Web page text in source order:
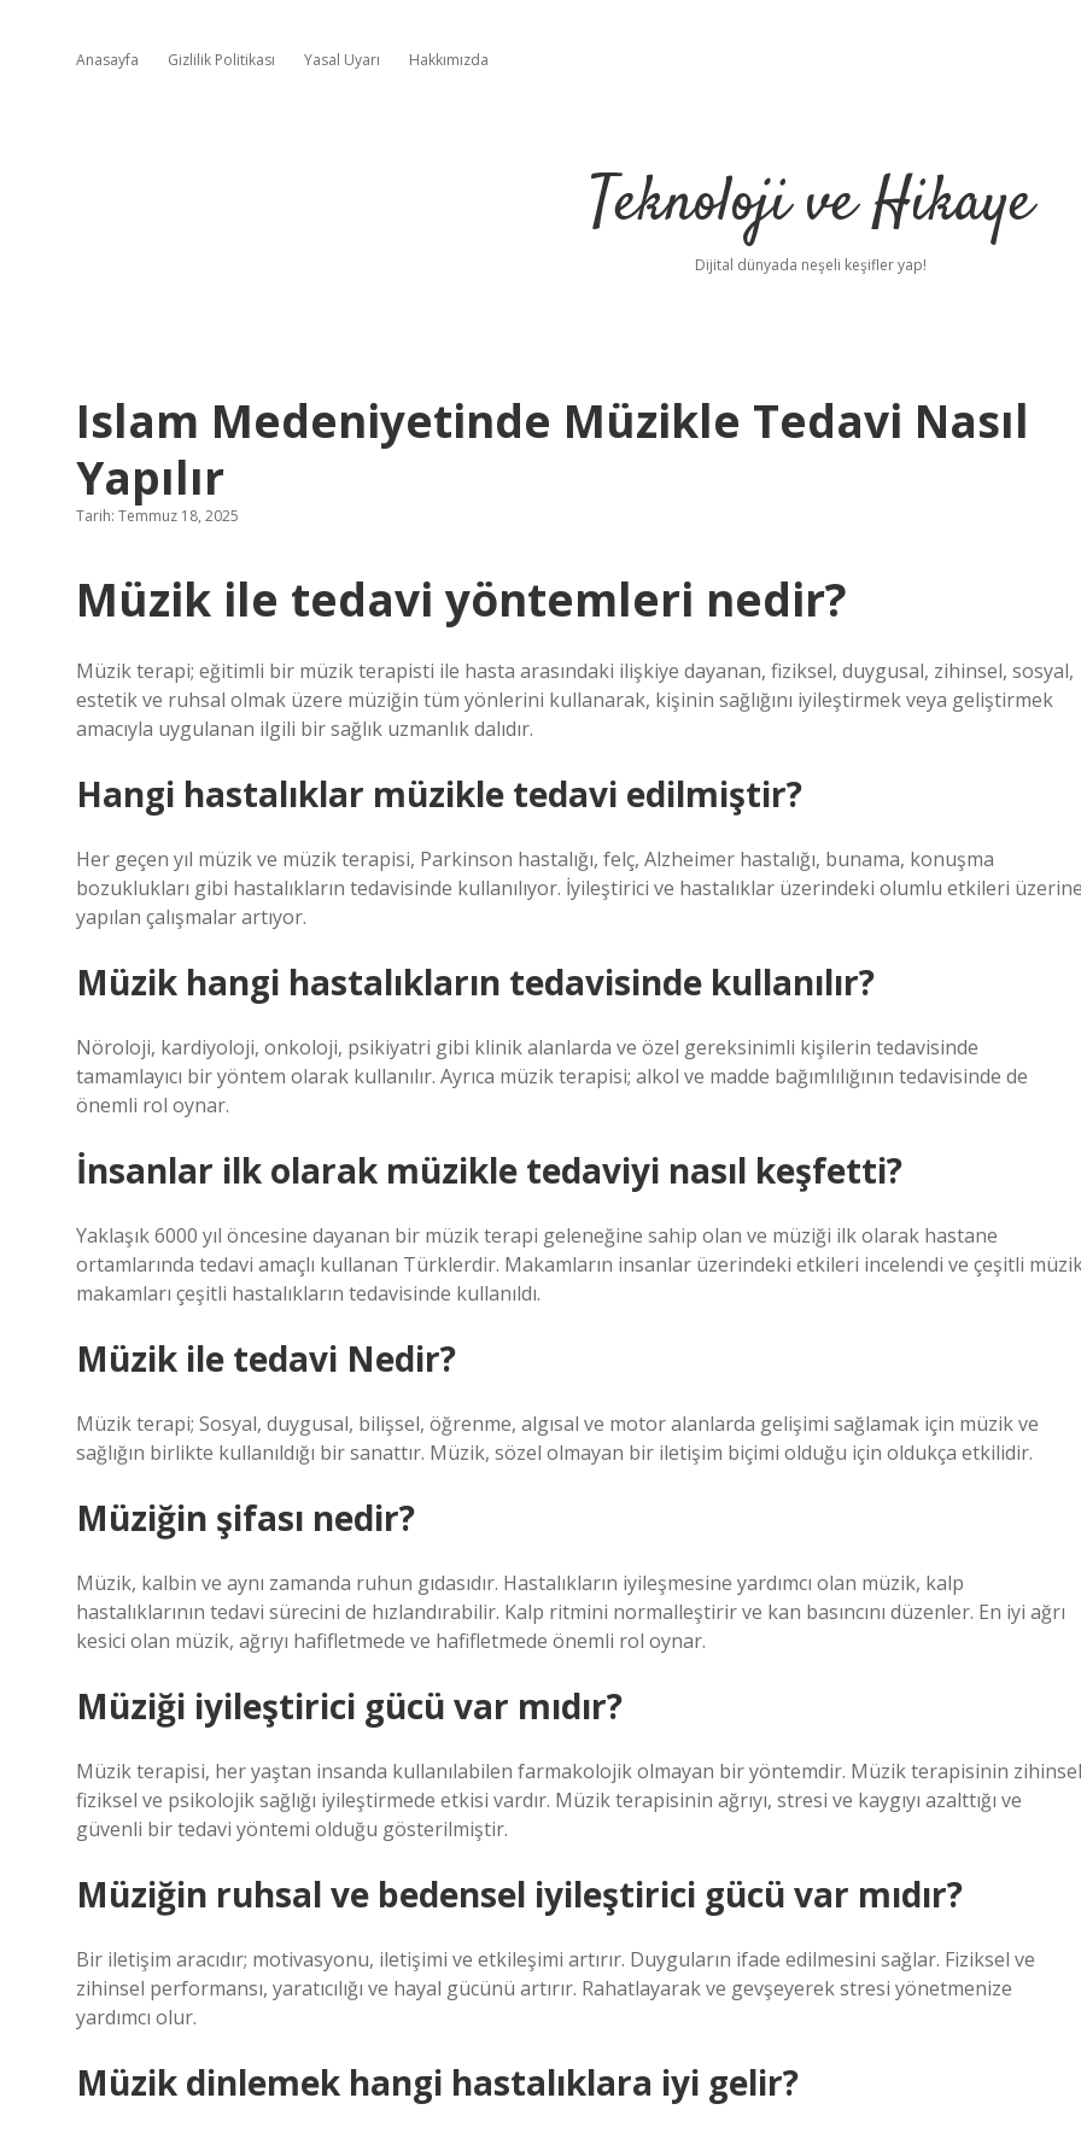
Anasayfa Gizlilik Politikası Yasal Uyarı Hakkımızda
Teknoloji ve Hikaye
Dijital dünyada neşeli keşifler yap!
Islam Medeniyetinde Müzikle Tedavi Nasıl
Yapılır
Tarih: Temmuz 18, 2025
Müzik ile tedavi yöntemleri nedir?
Müzik terapi; eğitimli bir müzik terapisti ile hasta arasındaki ilişkiye dayanan, fiziksel, duygusal, zihinsel, sosyal,
estetik ve ruhsal olmak üzere müziğin tüm yönlerini kullanarak, kişinin sağlığını iyileştirmek veya geliştirmek
amacıyla uygulanan ilgili bir sağlık uzmanlık dalıdır.
Hangi hastalıklar müzikle tedavi edilmiştir?
Her geçen yıl müzik ve müzik terapisi, Parkinson hastalığı, felç, Alzheimer hastalığı, bunama, konuşma
bozuklukları gibi hastalıkların tedavisinde kullanılıyor. İyileştirici ve hastalıklar üzerindeki olumlu etkileri
yapılan çalışmalar artıyor.
Müzik hangi hastalıkların tedavisinde kullanılır?
Nöroloji, kardiyoloji, onkoloji, psikiyatri gibi klinik alanlarda ve özel gereksinimli kişilerin tedavisinde
tamamlayıcı bir yöntem olarak kullanılır. Ayrıca müzik terapisi; alkol ve madde bağımlılığının tedavisinde de
önemli rol oynar.
İnsanlar ilk olarak müzikle tedaviyi nasıl keşfetti?
Yaklaşık 6000 yıl öncesine dayanan bir müzik terapi geleneğine sahip olan ve müziği ilk olarak hastane
ortamlarında tedavi amaçlı kullanan Türklerdir. Makamların insanlar üzerindeki etkileri incelendi ve çeşitli
makamları çeşitli hastalıkların tedavisinde kullanıldı.
Müzik ile tedavi Nedir?
Müzik terapi; Sosyal, duygusal, bilişsel, öğrenme, algısal ve motor alanlarda gelişimi sağlamak için müzik ve
sağlığın birlikte kullanıldığı bir sanattır. Müzik, sözel olmayan bir iletişim biçimi olduğu için oldukça etkilidir.
Müziğin şifası nedir?
Müzik, kalbin ve aynı zamanda ruhun gıdasıdır. Hastalıkların iyileşmesine yardımcı olan müzik, kalp
hastalıklarının tedavi sürecini de hızlandırabilir. Kalp ritmini normalleştirir ve kan basıncını düzenler. En iyi ağrı
kesici olan müzik, ağrıyı hafifletmede ve hafifletmede önemli rol oynar.
Müziği iyileştirici gücü var mıdır?
Müzik terapisi, her yaştan insanda kullanılabilen farmakolojik olmayan bir yöntemdir. Müzik terapisinin
fiziksel ve psikolojik sağlığı iyileştirmede etkisi vardır. Müzik terapisinin ağrıyı, stresi ve kaygıyı azalttığı ve
güvenli bir tedavi yöntemi olduğu gösterilmiştir.
Müziğin ruhsal ve bedensel iyileştirici gücü var mıdır?
Bir iletişim aracıdır; motivasyonu, iletişimi ve etkileşimi artırır. Duyguların ifade edilmesini sağlar. Fiziksel ve
zihinsel performansı, yaratıcılığı ve hayal gücünü artırır. Rahatlayarak ve gevşeyerek stresi yönetmenize
yardımcı olur.
Müzik dinlemek hangi hastalıklara iyi gelir?